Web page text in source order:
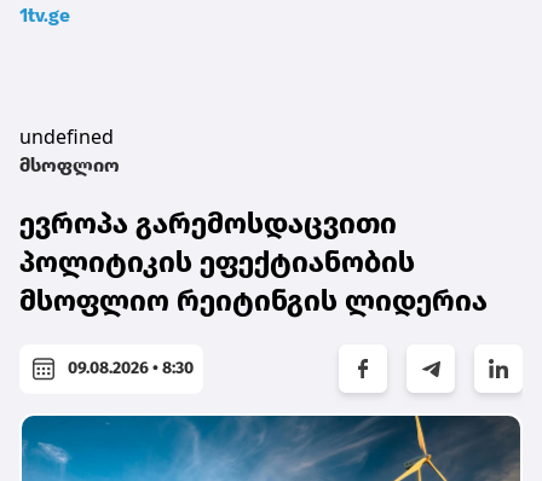
1tv.ge
undefined
მსოფლიო
ევროპა გარემოსდაცვითი
პოლიტიკის ეფექტიანობის
მსოფლიო რეიტინგის ლიდერია
09.08.2026 • 8:30